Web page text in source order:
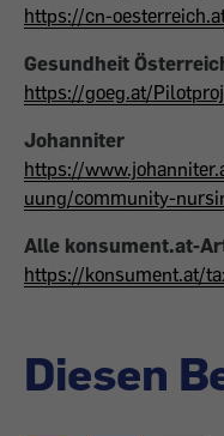
https://cn-
Gesundheit
https://goeg.at/
Johanniter
https://
uung/community-
Alle konsument.at-
https://konsument.at/
Diesen